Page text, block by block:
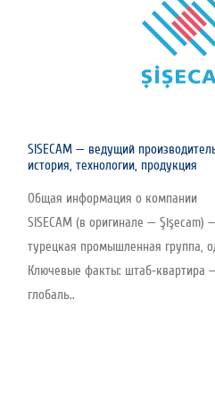
SISECAM — ведущий
история, технологии, продукция
Общая информация о компании
SISECAM (в оригинале — Şişecam) —
турецкая промышленная группа,
Ключевые факты: штаб‑квартира
глобаль..